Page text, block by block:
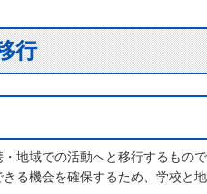
行
地域での活動へと移行するもの
る機会を確保するため、学校と